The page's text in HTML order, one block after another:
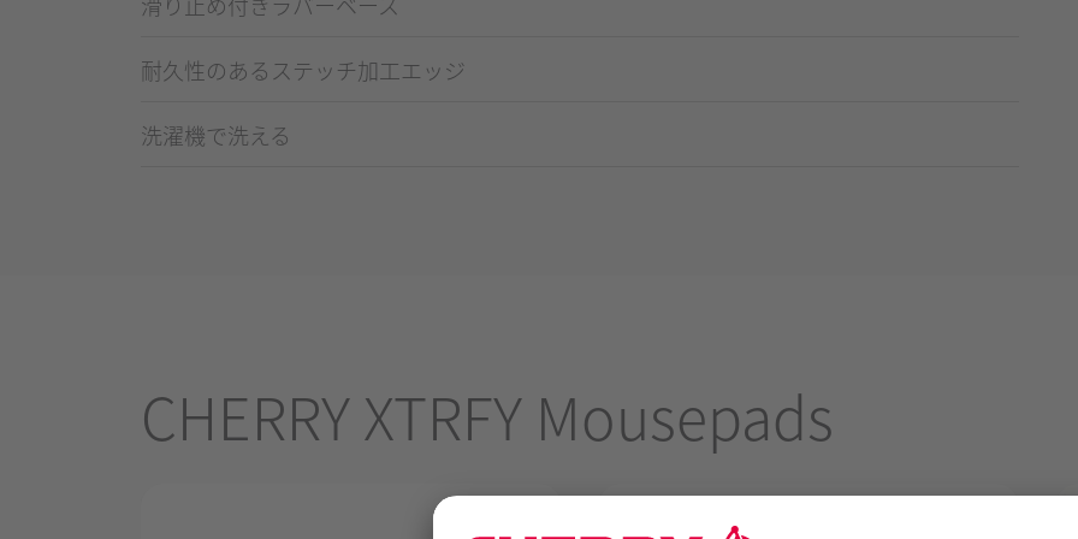
耐久性のあるステッチ加工エッジ
洗濯機で洗える
CHERRY XTRFY Mousepads